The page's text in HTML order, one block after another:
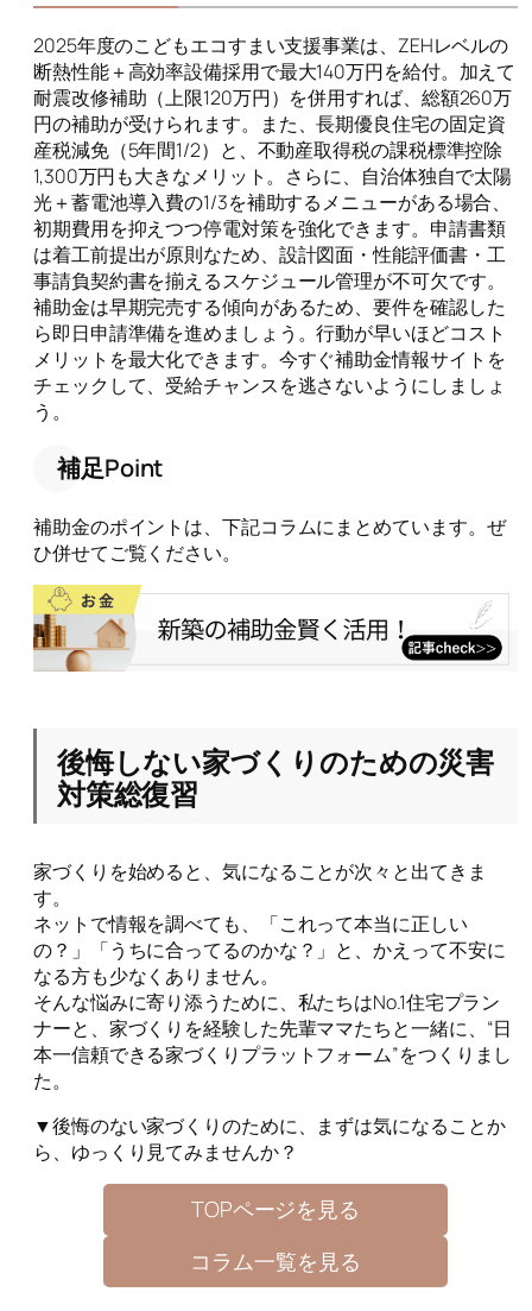
2025年度のこどもエコすまい支援事業は、ZEHレベルの
断熱性能＋高効率設備採用で最大140万円を給付。加えて
耐震改修補助（上限120万円）を併用すれば、総額260万
円の補助が受けられます。また、長期優良住宅の固定資
産税減免（5年間1/2）と、不動産取得税の課税標準控除
1,300万円も大きなメリット。さらに、自治体独自で太陽
光＋蓄電池導入費の1/3を補助するメニューがある場合、
初期費用を抑えつつ停電対策を強化できます。申請書類
は着工前提出が原則なため、設計図面・性能評価書・工
事請負契約書を揃えるスケジュール管理が不可欠です。
補助金は早期完売する傾向があるため、要件を確認した
ら即日申請準備を進めましょう。行動が早いほどコスト
メリットを最大化できます。今すぐ補助金情報サイトを
チェックして、受給チャンスを逃さないようにしましょ
う。
補足Point
補助金のポイントは、下記コラムにまとめています。ぜ
ひ併せてご覧ください。
後悔しない家づくりのための災害
対策総復習
家づくりを始めると、気になることが次々と出てきま
す。
ネットで情報を調べても、「これって本当に正しい
の？」「うちに合ってるのかな？」と、かえって不安に
なる方も少なくありません。
そんな悩みに寄り添うために、私たちはNo.1住宅プラン
ナーと、家づくりを経験した先輩ママたちと一緒に、“日
本一信頼できる家づくりプラットフォーム”をつくりまし
た。
▼後悔のない家づくりのために、まずは気になることか
ら、ゆっくり見てみませんか？
TOPページを見る
コラム一覧を見る